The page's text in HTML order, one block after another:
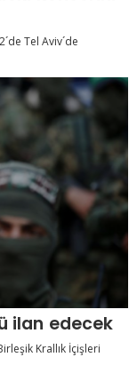
Tel Aviv´de
ilan edecek
Krallık İçişleri